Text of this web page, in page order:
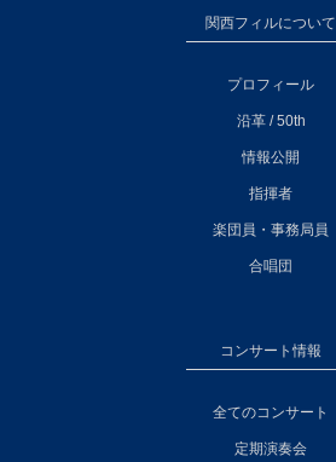
関西フィルについて
プロフィール
沿革 / 50th
情報公開
指揮者
楽団員・事務局員
合唱団
コンサート情報
全てのコンサート
定期演奏会